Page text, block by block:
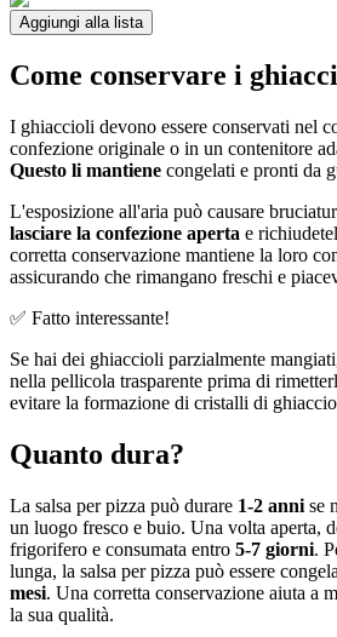
Aggiungi alla lista
Come conservare i
I ghiaccioli devono essere conservati nel
confezione originale o in un contenitore
Questo li mantiene congelati e pronti da
L'esposizione all'aria può causare
lasciare la confezione aperta e
corretta conservazione mantiene la loro
assicurando che rimangano freschi e
✅ Fatto interessante!
Se hai dei ghiaccioli parzialmente
nella pellicola trasparente prima di
evitare la formazione di cristalli di
Quanto dura?
La salsa per pizza può durare 1-2 anni se
un luogo fresco e buio. Una volta aperta,
frigorifero e consumata entro 5-7 giorni.
lunga, la salsa per pizza può essere
mesi. Una corretta conservazione aiuta a
la sua qualità.